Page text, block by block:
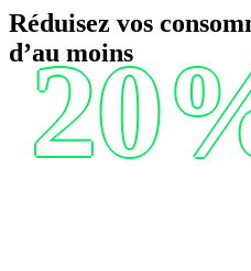
Réduisez vos
d’au moins